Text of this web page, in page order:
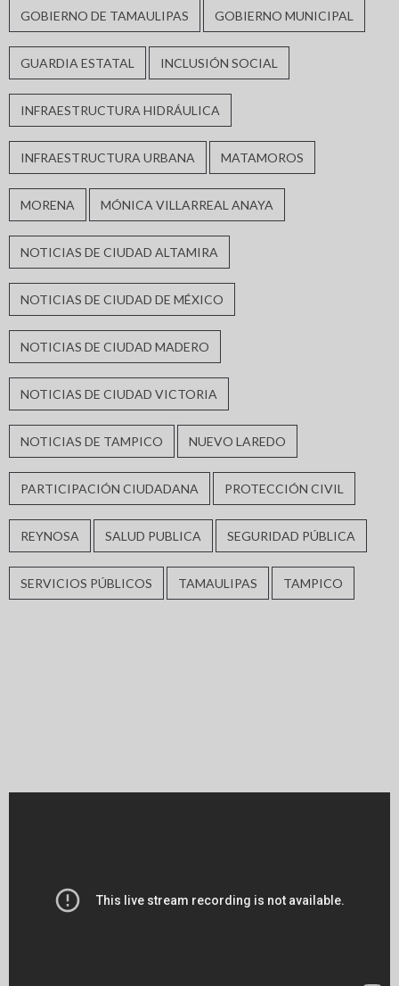
GOBIERNO DE TAMAULIPAS GOBIERNO MUNICIPAL
GUARDIA ESTATAL INCLUSIÓN SOCIAL
INFRAESTRUCTURA HIDRÁULICA
INFRAESTRUCTURA URBANA MATAMOROS
MORENA MÓNICA VILLARREAL ANAYA
NOTICIAS DE CIUDAD ALTAMIRA
NOTICIAS DE CIUDAD DE MÉXICO
NOTICIAS DE CIUDAD MADERO
NOTICIAS DE CIUDAD VICTORIA
NOTICIAS DE TAMPICO NUEVO LAREDO
PARTICIPACIÓN CIUDADANA PROTECCIÓN CIVIL
REYNOSA SALUD PUBLICA SEGURIDAD PÚBLICA
SERVICIOS PÚBLICOS TAMAULIPAS TAMPICO